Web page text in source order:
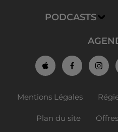
PODCASTS
Mentions Légales
Plan du site